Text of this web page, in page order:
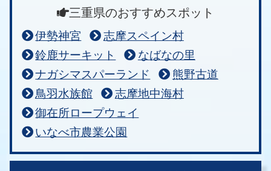
三重県のおすすめスポット
伊勢神宮
志摩スペイン村
鈴鹿サーキット
なばなの里
ナガシマスパーランド
熊野古道
鳥羽水族館
志摩地中海村
御在所ロープウェイ
いなべ市農業公園